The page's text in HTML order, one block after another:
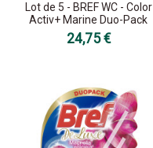
Lot de 5 - BREF WC - Color
Activ+ Marine Duo-Pack
24,75 €